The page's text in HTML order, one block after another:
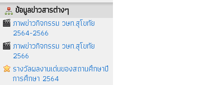
ข้อมูลข่าวสารต่างๆ
ภาพข่าวกิจกรรม วษท.สุโขทัย
2564-2566
ภาพข่าวกิจกรรม วษท.สุโขทัย
2566
รางวัลผลงานเด่นของสถานศึกษาปี
การศึกษา 2564